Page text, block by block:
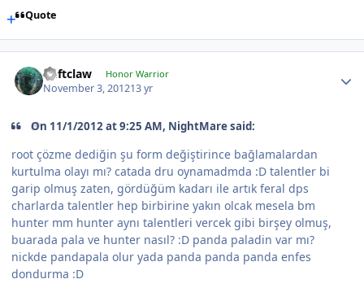
Quote
Deftclaw Honor Warrior
November 3, 201213 yr
On 11/1/2012 at 9:25 AM, NightMare said:
root çözme dediğin şu form değiştirince bağlamalardan
kurtulma olayı mı? catada dru oynamadmda :D talentler bi
garip olmuş zaten, gördüğüm kadarı ile artık feral dps
charlarda talentler hep birbirine yakın olcak mesela bm
hunter mm hunter aynı talentleri vercek gibi birşey olmuş,
buarada pala ve hunter nasıl? :D panda paladin var mı?
nickde pandapala olur yada panda panda panda enfes
dondurma :D